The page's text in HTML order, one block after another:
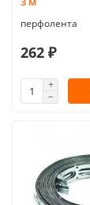
перфолента
262 ₽